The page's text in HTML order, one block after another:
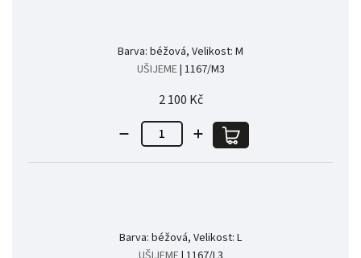
Barva: béžová, Velikost: M
UŠIJEME| 1167/M3
2 100 Kč
Barva: béžová, Velikost: L